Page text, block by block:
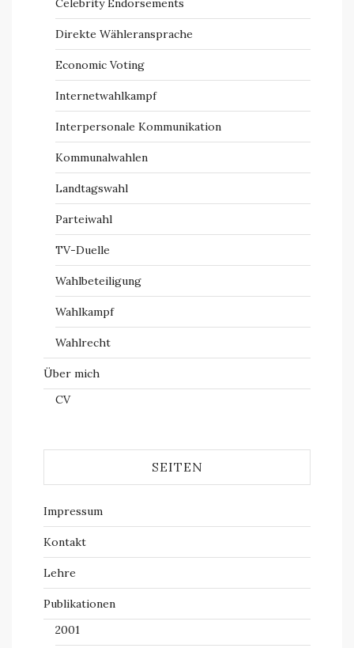
Celebrity Endorsements
Direkte Wähleransprache
Economic Voting
Internetwahlkampf
Interpersonale Kommunikation
Kommunalwahlen
Landtagswahl
Parteiwahl
TV-Duelle
Wahlbeteiligung
Wahlkampf
Wahlrecht
Über mich
CV
SEITEN
Impressum
Kontakt
Lehre
Publikationen
2001